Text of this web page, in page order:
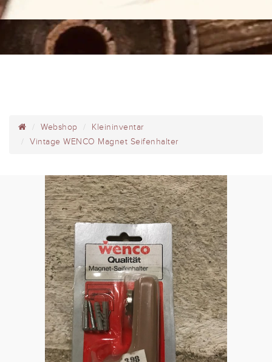
Webshop
Kleininventar
Vintage WENCO Magnet Seifenhalter